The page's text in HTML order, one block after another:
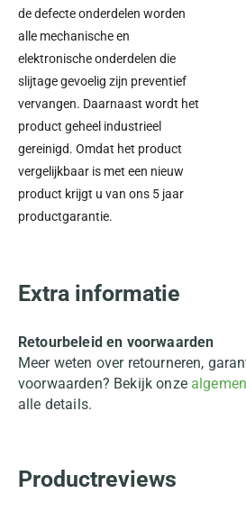
de defecte onderdelen worden
alle mechanische en
elektronische onderdelen die
slijtage gevoelig zijn preventief
vervangen. Daarnaast wordt het
product geheel industrieel
gereinigd. Omdat het product
vergelijkbaar is met een nieuw
product krijgt u van ons 5 jaar
productgarantie.
Extra informatie
Retourbeleid en voorwaarden
Meer weten over retourneren,
voorwaarden? Bekijk onze
alle details.
Productreviews